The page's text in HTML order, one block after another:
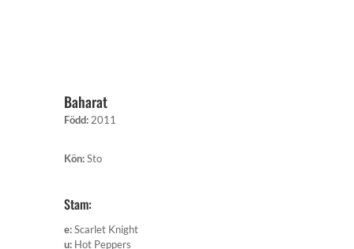
Baharat
Född: 2011
Kön:Sto
Stam:
e:Scarlet Knight
u: Hot Peppers